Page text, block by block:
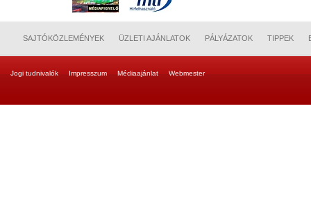
SAJTÓKÖZLEMÉNYEK ÜZLETI AJÁNLATOK PÁLYÁZATOK TIPPEK
Jogi tudnivalók Impresszum Médiaajánlat Webmester